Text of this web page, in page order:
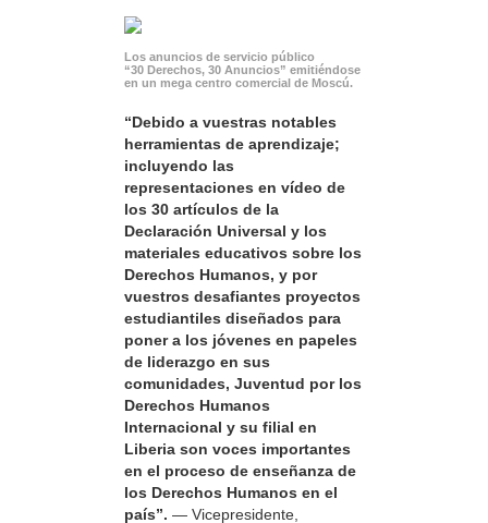
Los anuncios de servicio público
“30 Derechos, 30 Anuncios” emitiéndose
en un mega centro comercial de Moscú.
“Debido a vuestras notables
herramientas de aprendizaje;
incluyendo las
representaciones en vídeo de
los 30 artículos de la
Declaración Universal y los
materiales educativos sobre los
Derechos Humanos, y por
vuestros desafiantes proyectos
estudiantiles diseñados para
poner a los jóvenes en papeles
de liderazgo en sus
comunidades, Juventud por los
Derechos Humanos
Internacional y su filial en
Liberia son voces importantes
en el proceso de enseñanza de
los Derechos Humanos en el
país”. — Vicepresidente,